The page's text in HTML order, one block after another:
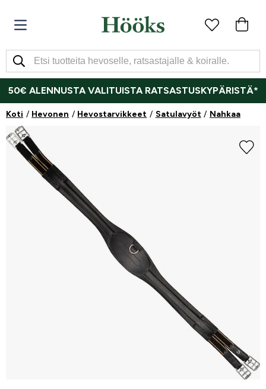
50€ ALENNUSTA VALITUISTA RATSASTUSKYPÄRISTÄ*
Koti Hevonen Hevostarvikkeet Satulavyöt Nahkaa